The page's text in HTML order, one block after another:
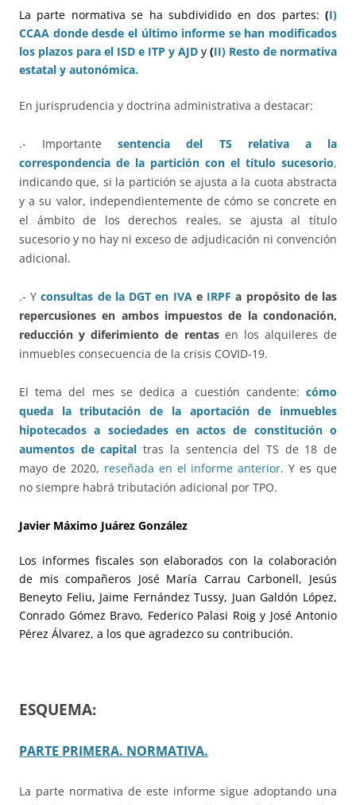
La parte normativa se ha subdividido en dos partes: (I)
CCAA donde desde el último informe se han modificados
los plazos para el ISD e ITP y AJD y (II) Resto de normativa
estatal y autonómica.
En jurisprudencia y doctrina administrativa a destacar:
.- Importantesentencia del TS relativa a la
correspondencia de la partición con el título sucesorio,
indicando que, si la partición se ajusta a la cuota abstracta
y a su valor, independientemente de cómo se concrete en
el ámbito de los derechos reales, se ajusta al título
sucesorio y no hay ni exceso de adjudicación ni convención
adicional.
.- Yconsultas de la DGT en IVAe IRPF a propósito de las
repercusiones en ambos impuestos de la condonación,
reducción y diferimiento de rentasen los alquileres de
inmuebles consecuencia de la crisis COVID-19.
El tema del mes se dedica a cuestión candente: cómo
queda la tributación de la aportación de inmuebles
hipotecados a sociedades en actos de constitución o
aumentos de capital tras la sentencia del TS de 18 de
mayo de 2020, reseñada en el informe anterior. Y es que
no siempre habrá tributación adicional por TPO.
Javier Máximo Juárez González
Los informes fiscales son elaborados con la colaboración
de mis compañeros José María Carrau Carbonell, Jesús
Beneyto Feliu, Jaime Fernández Tussy, Juan Galdón López,
Conrado Gómez Bravo, Federico Palasi Roig y José Antonio
Pérez Álvarez, a los que agradezco su contribución.
ESQUEMA:
PARTE PRIMERA. NORMATIVA.
La parte normativa de este informe sigue adoptando una